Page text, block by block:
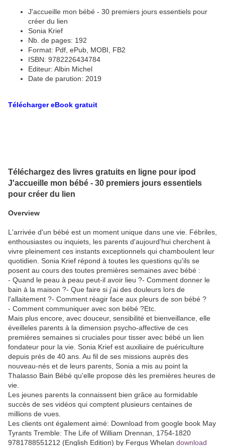
J'accueille mon bébé - 30 premiers jours essentiels pour
créer du lien
Sonia Krief
Nb. de pages: 192
Format: Pdf, ePub, MOBI, FB2
ISBN: 9782226434784
Editeur: Albin Michel
Date de parution: 2019
Télécharger eBook gratuit
Téléchargez des livres gratuits en ligne pour ipod
J'accueille mon bébé - 30 premiers jours essentiels
pour créer du lien
Overview
L'arrivée d'un bébé est un moment unique dans une vie. Fébriles,
enthousiastes ou inquiets, les parents d'aujourd'hui cherchent à
vivre pleinement ces instants exceptionnels qui chamboulent leur
quotidien. Sonia Krief répond à toutes les questions qu'ils se
posent au cours des toutes premières semaines avec bébé :
- Quand le peau à peau peut-il avoir lieu ?- Comment donner le
bain à la maison ?- Que faire si j'ai des douleurs lors de
l'allaitement ?- Comment réagir face aux pleurs de son bébé ?
- Comment communiquer avec son bébé ?Etc.
Mais plus encore, avec douceur, sensibilité et bienveillance, elle
éveilleles parents à la dimension psycho-affective de ces
premières semaines si cruciales pour tisser avec bébé un lien
fondateur pour la vie. Sonia Krief est auxiliaire de puériculture
depuis près de 40 ans. Au fil de ses missions auprès des
nouveau-nés et de leurs parents, Sonia a mis au point la
Thalasso Bain Bébé qu'elle propose dès les premières heures de
vie.
Les jeunes parents la connaissent bien grâce au formidable
succès de ses vidéos qui comptent plusieurs centaines de
millions de vues.
Les clients ont également aimé: Download from google book May
Tyrants Tremble: The Life of William Drennan, 1754-1820
9781788551212 (English Edition) by Fergus Whelan download